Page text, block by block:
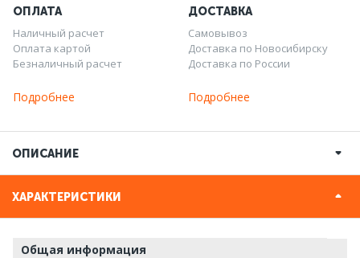
ОПЛАТА
Наличный расчет
Оплата картой
Безналичный расчет
Подробнее
ДОСТАВКА
Самовывоз
Доставка по Новосибирску
Доставка по России
Подробнее
ОПИСАНИЕ
ХАРАКТЕРИСТИКИ
Общая информация